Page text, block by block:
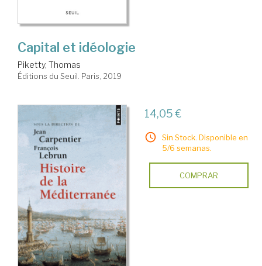
Capital et idéologie
Piketty, Thomas
Éditions du Seuil. Paris, 2019
14,05 €
Sin Stock. Disponible en
5/6 semanas.
COMPRAR